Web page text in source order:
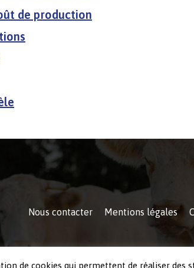
de production
Nous contacter Mentions légales
de cookies qui permettent de réaliser des